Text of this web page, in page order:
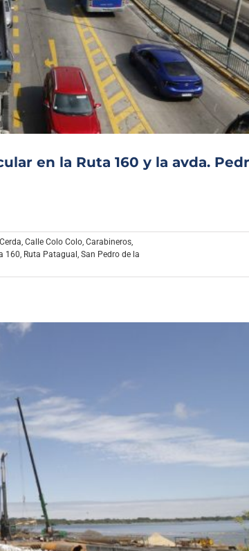
en la Ruta 160 y la avda.
Calle Colo Colo Carabineros
160 Ruta Patagual San Pedro de la